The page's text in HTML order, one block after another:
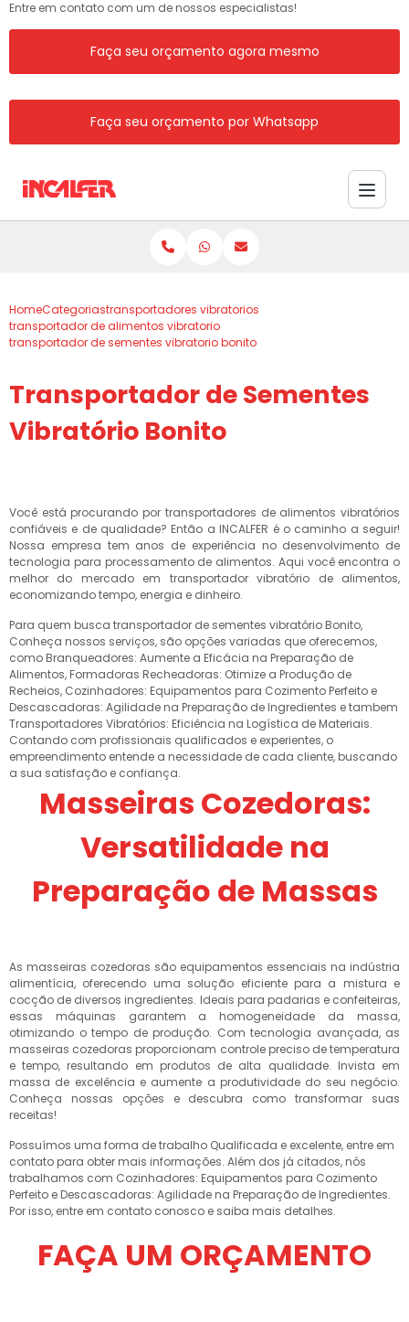
Entre em contato com um de nossos especialistas!
Faça seu orçamento agora mesmo
Faça seu orçamento por Whatsapp
HomeCategoriastransportadores vibratorios
transportador de alimentos vibratorio
transportador de sementes vibratorio bonito
Transportador de Sementes
Vibratório Bonito
Você está procurando por transportadores de alimentos vibratórios
confiáveis e de qualidade? Então a INCALFER é o caminho a seguir!
Nossa empresa tem anos de experiência no desenvolvimento de
tecnologia para processamento de alimentos. Aqui você encontra o
melhor do mercado em transportador vibratório de alimentos,
economizando tempo, energia e dinheiro.
Para quem busca transportador de sementes vibratório Bonito,
Conheça nossos serviços, são opções variadas que oferecemos,
como Branqueadores: Aumente a Eficácia na Preparação de
Alimentos, Formadoras Recheadoras: Otimize a Produção de
Recheios, Cozinhadores: Equipamentos para Cozimento Perfeito e
Descascadoras: Agilidade na Preparação de Ingredientes e tambem
Transportadores Vibratórios: Eficiência na Logística de Materiais.
Contando com profissionais qualificados e experientes, o
empreendimento entende a necessidade de cada cliente, buscando
a sua satisfação e confiança.
Masseiras Cozedoras:
Versatilidade na
Preparação de Massas
As masseiras cozedoras são equipamentos essenciais na indústria
alimentícia, oferecendo uma solução eficiente para a mistura e
cocção de diversos ingredientes. Ideais para padarias e confeiteiras,
essas máquinas garantem a homogeneidade da massa,
otimizando o tempo de produção. Com tecnologia avançada, as
masseiras cozedoras proporcionam controle preciso de temperatura
e tempo, resultando em produtos de alta qualidade. Invista em
massa de excelência e aumente a produtividade do seu negócio.
Conheça nossas opções e descubra como transformar suas
receitas!
Possuímos uma forma de trabalho Qualificada e excelente, entre em
contato para obter mais informações. Além dos já citados, nós
trabalhamos com Cozinhadores: Equipamentos para Cozimento
Perfeito e Descascadoras: Agilidade na Preparação de Ingredientes.
Por isso, entre em contato conosco e saiba mais detalhes.
FAÇA UM ORÇAMENTO